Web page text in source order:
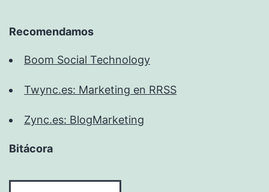
Recomendamos
Boom Social Technology
Twync.es: Marketing en RRSS
Zync.es: BlogMarketing
Bitácora